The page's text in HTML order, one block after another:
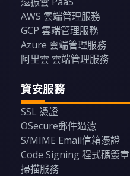
AWS 雲端管理服務
GCP 雲端管理服務
Azure 雲端管理服務
阿里雲 雲端管理服務
資安服務
SSL 憑證
OSecure郵件過濾
S/MIME Email信箱憑證
Code Signing 程式碼簽章
掃描服務